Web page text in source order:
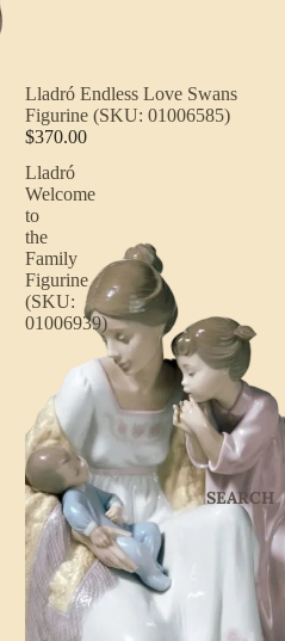
SEARCH
Lladró Endless Love Swans
Figurine (SKU: 01006585)
$370.00
Lladró
Welcome
to
the
Family
Figurine
(SKU:
01006939)